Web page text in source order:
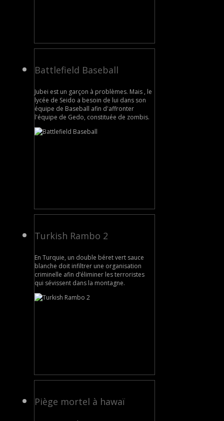
Battlefield Baseball
Jubei est un garçon à problèmes. Mais , le
lycée de Seido a besoin de lui dans son
équipe de Baseball afin d'affronter
l'équipe de Gedo, constituée de zombis.
Turkish Rambo 2
En Turquie, un double béret vert sauce
blanche doit infiltrer une organisation
criminelle afin d’éliminer les terroristes
qui sévissent dans la montagne.
Piège mortel à hawaï